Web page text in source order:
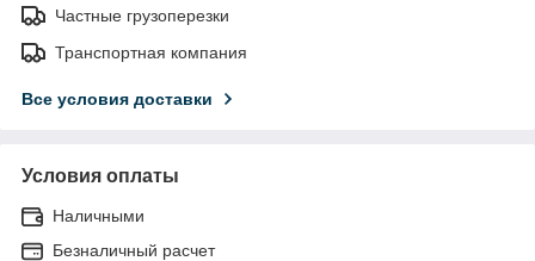
Частные грузоперезки
Транспортная компания
Все условия доставки
Условия оплаты
Наличными
Безналичный расчет